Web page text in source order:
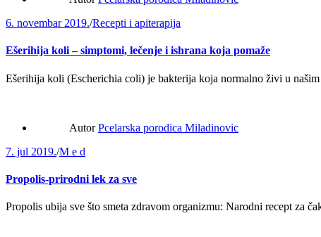
6. novembar 2019./Recepti i apiterapija
Ešerihija koli – simptomi, lečenje i ishrana koja pomaže
Ešerihija koli (Escherichia coli) je bakterija koja normalno živi u
AutorPcelarska porodica Miladinovic
7. jul 2019./M e d
Propolis-prirodni lek za sve
Propolis ubija sve što smeta zdravom organizmu: Narodni recept za